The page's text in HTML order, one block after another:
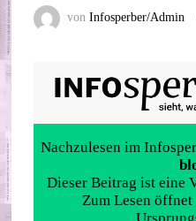
vonInfosperber/Admin
Nachzulesen im
Dieser Beitrag ist eine
Zum Lesen